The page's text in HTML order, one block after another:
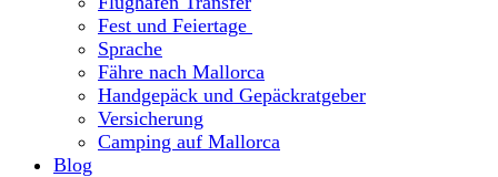
Fest und Feiertage
Sprache
Fähre nach Mallorca
Handgepäck und Gepäckratgeber
Versicherung
Camping auf Mallorca
Blog